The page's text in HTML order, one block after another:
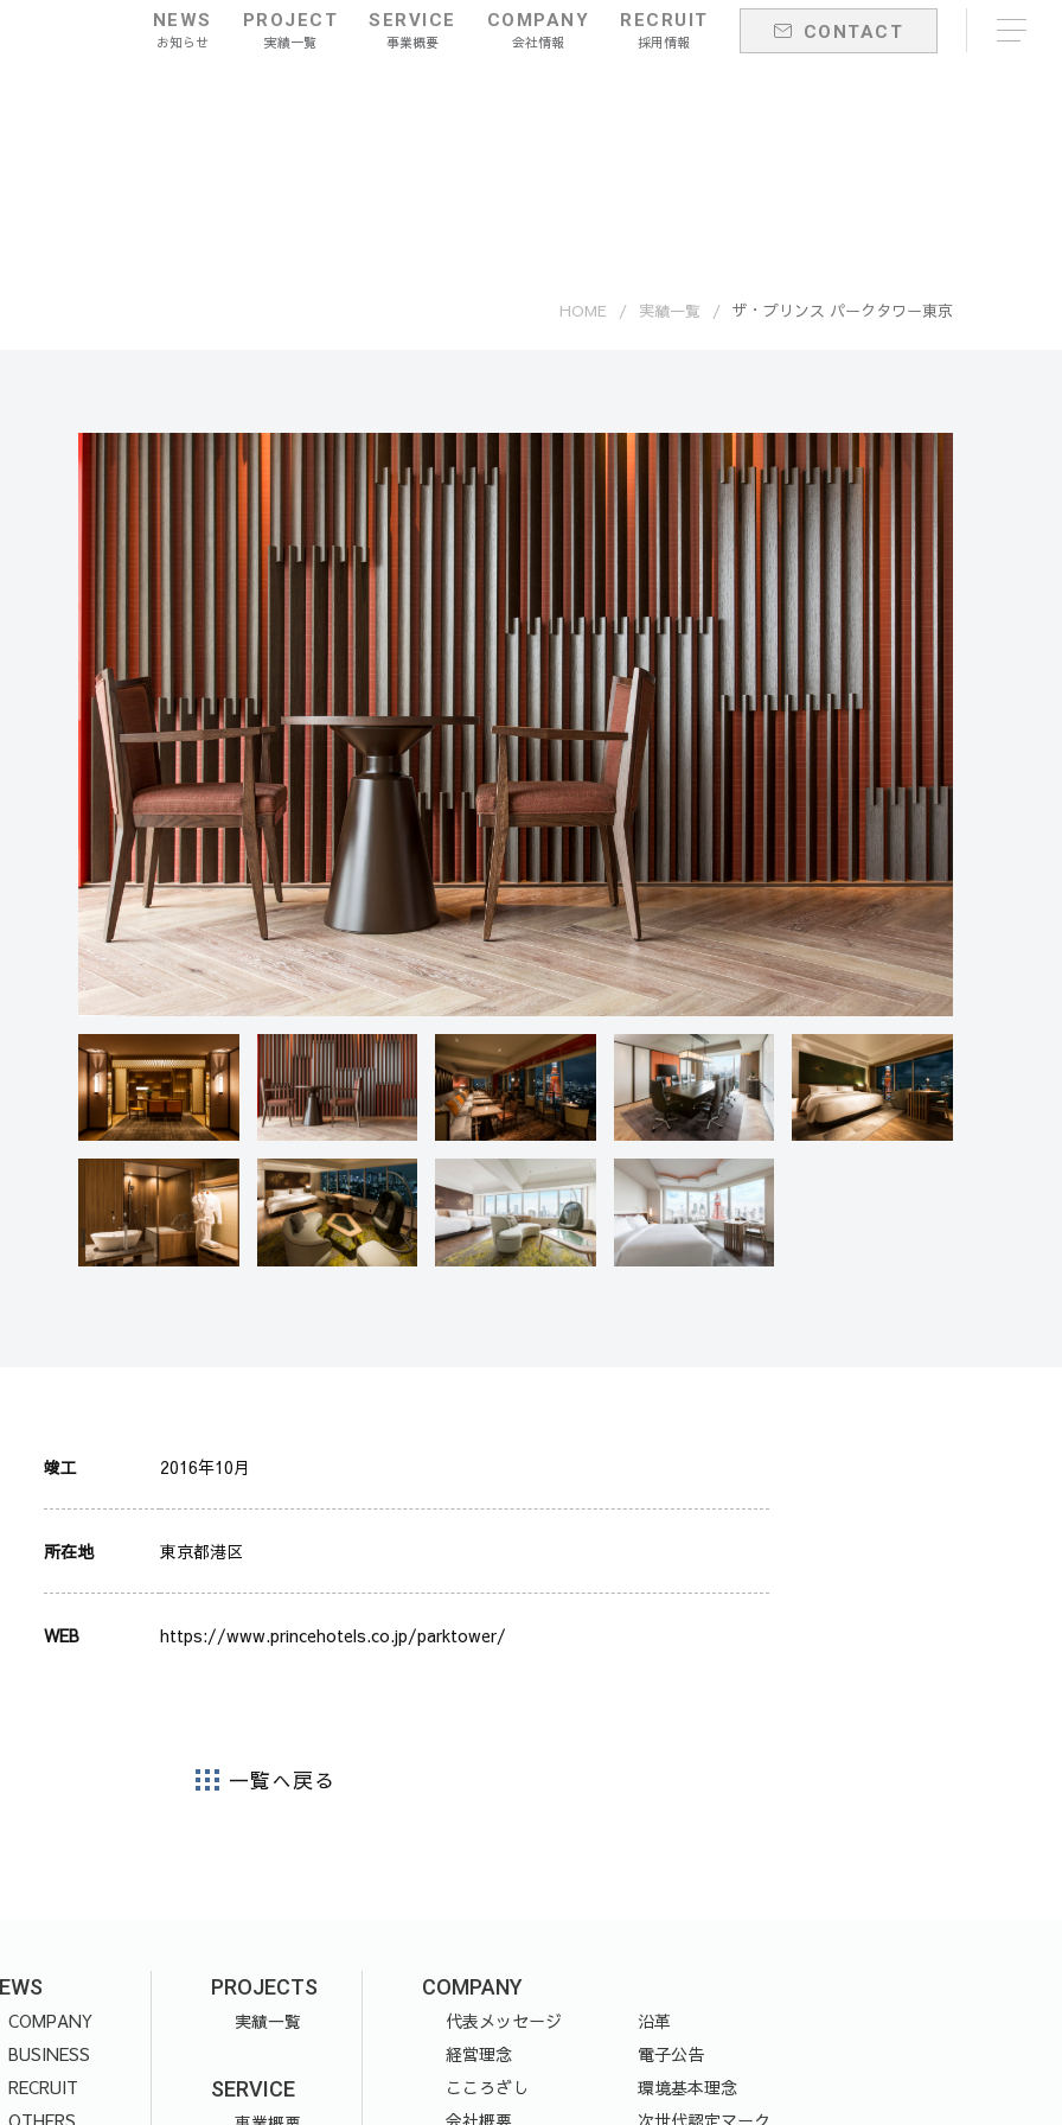
NEWS
お知らせ
PROJECT
実績一覧
SERVICE
事業概要
COMPANY
会社情報
RECRUIT
採用情報 CONTACT
HOME 実績一覧 ザ・プリンス パークタワー東京
竣工 2016年10月
所在地 東京都港区
WEB https://www.princehotels.co.jp/parktower/
一覧へ戻る
COMPANY
BUSINESS
RECRUIT
OTHERS
PROJECTS
実績一覧
SERVICE
COMPANY
代表メッセージ
経営理念
こころざし
会社概要
沿革
電子公告
環境基本理念
次世代認定マーク